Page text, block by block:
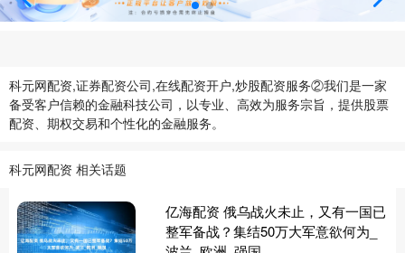
科元网配资,证券配资公司,在线配资开户,炒股配资服务②我们是一家
备受客户信赖的金融科技公司，以专业、高效为服务宗旨，提供股票
配资、期权交易和个性化的金融服务。
科元网配资 相关话题
亿海配资 俄乌战火未止，又有一国已
整军备战？集结50万大军意欲何为_